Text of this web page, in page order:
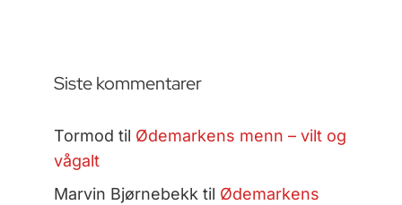
Siste kommentarer
Tormod til Ødemarkens menn – vilt og
vågalt
Marvin Bjørnebekktil Ødemarkens